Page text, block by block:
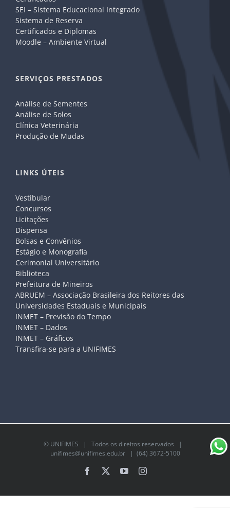
SEI – Sistema Educacional Integrado
Sistema de Reserva
Certificados e Diplomas
Moodle – Ambiente Virtual
SERVIÇOS PRESTADOS
Análise de Sementes
Análise de Solos
Clínica Veterinária
Produção de Mudas
LINKS ÚTEIS
Vestibular
Concursos
Licitações
Dispensa
Bolsas e Convênios
Estágio e Monografia
Cerimonial Universitário
Biblioteca
Prefeitura de Mineiros
ABRUEM – Associação Brasileira dos Reitores das
Universidades Estaduais e Municipais
INMET – Previsão do Tempo
INMET – Dados
INMET – Gráficos
Transfira-se para a UNIFIMES
© UNIFIMES | Todos os direitos reservados |
unifimes@unifimes.edu.br| (64) 3672-5100
Facebook YouTubeInstagram